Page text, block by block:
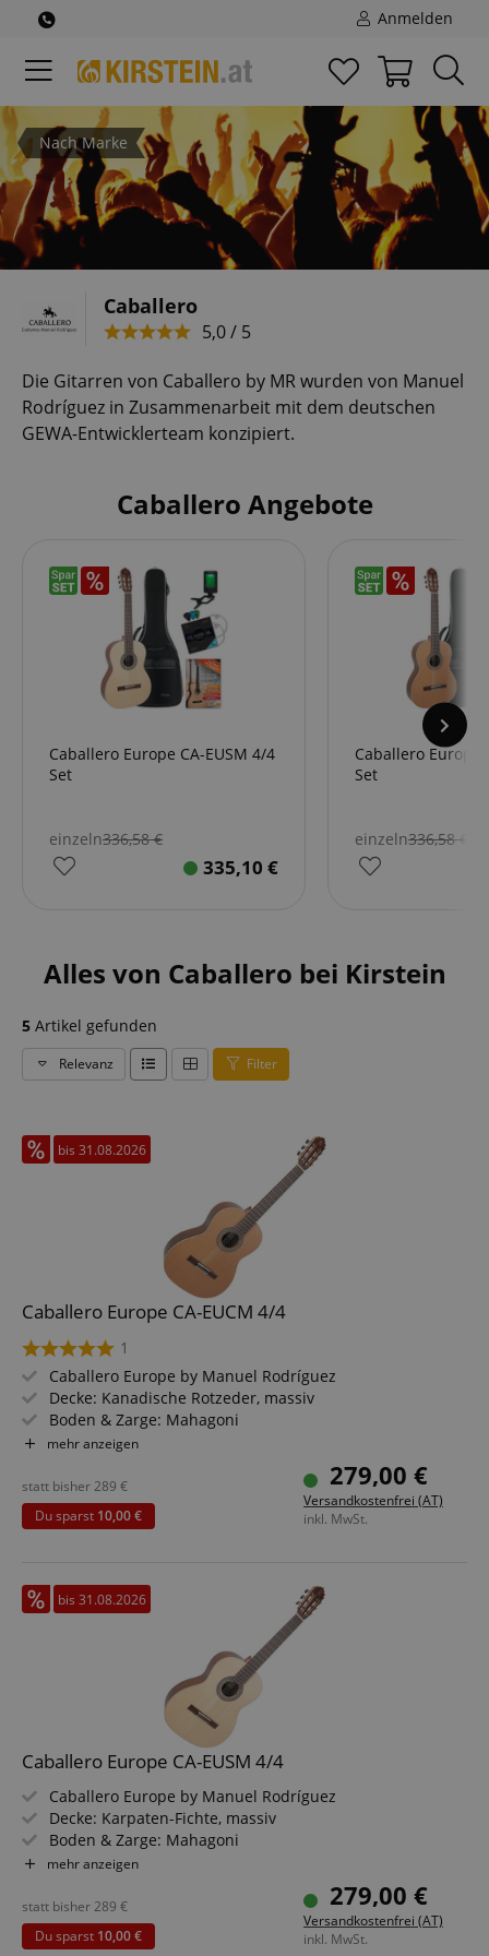
Anmelden
Nach Marke
Caballero
5,0 / 5
Die Gitarren von Caballero by MR wurden von Manuel
Rodríguez in Zusammenarbeit mit dem deutschen
GEWA-Entwicklerteam konzipiert.
Caballero Angebote
Caballero Europe CA-EUSM 4/4
Set
einzeln336,58€
335,10 €
Caballero Europe
Set
einzeln336,58€
Alles von Caballero bei Kirstein
5 Artikel gefunden
Relevanz Filter
bis 31.08.2026
Caballero Europe CA-EUCM 4/4
1
Caballero Europe by Manuel Rodríguez
Decke: Kanadische Rotzeder, massiv
Boden & Zarge: Mahagoni
Griffbrett/Hals: Palisander / Ahorn
mehr anzeigen
279,00 €
Versandkostenfrei (AT)
inkl. MwSt.
statt bisher289 €
Du sparst 10,00 €
bis 31.08.2026
Caballero Europe CA-EUSM 4/4
Caballero Europe by Manuel Rodríguez
Decke: Karpaten-Fichte, massiv
Boden & Zarge: Mahagoni
Griffbrett/Hals: Palisander / Ahorn
mehr anzeigen
279,00 €
Versandkostenfrei (AT)
inkl. MwSt.
statt bisher289 €
Du sparst 10,00 €